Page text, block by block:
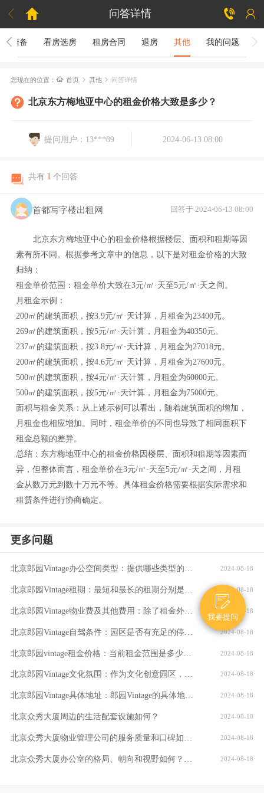
  问答详情 
房准备 看房选房 租房合同 退房 其他 我的问题
您现在的位置：  首页  其他  问答详情
北京东方梅地亚中心的租金价格大致是多少？
提问用户：13***89 2024-06-13 08:00
共有 1 个回答
首都写字楼出租网 回答于 2024-06-13 08:00
北京东方梅地亚中心的租金价格根据楼层、面积和租期等因
素有所不同。根据参考文章中的信息，以下是对租金价格的大致
归纳：
租金单价范围：租金单价大致在3元/㎡·天至5元/㎡·天之间。
月租金示例：
200㎡的建筑面积，按3.9元/㎡·天计算，月租金为23400元。
269㎡的建筑面积，按5元/㎡·天计算，月租金为40350元。
237㎡的建筑面积，按3.8元/㎡·天计算，月租金为27018元。
200㎡的建筑面积，按4.6元/㎡·天计算，月租金为27600元。
500㎡的建筑面积，按4元/㎡·天计算，月租金为60000元。
500㎡的建筑面积，按5元/㎡·天计算，月租金为75000元。
面积与租金关系：从上述示例可以看出，随着建筑面积的增加，
月租金也相应增加。同时，租金单价的不同也导致了相同面积下
租金总额的差异。
总结：东方梅地亚中心的租金价格因楼层、面积和租期等因素而
异，但整体而言，租金单价在3元/㎡·天至5元/㎡·天之间，月租
金从数万元到数十万元不等。具体租金价格需要根据实际需求和
租赁条件进行协商确定。
更多问题
北京郎园Vintage办公空间类型：提供哪些类型的办公空间（如平层、独栋、共享办公等）？ 2024-08-18
2024-08-18
北京郎园Vintage物业费及其他费用：除了租金外，还需要支付哪些额外费用（如物业费、水电费等）？ 2024-08-18
北京郎园Vintage自驾条件：园区是否有充足的停车位？周边道路拥堵情况如何？ 2024-08-18
北京郎园vintage租金价格：当前租金范围是多少？是否有不同楼层或面积的租金差异？ 2024-08-18
北京郎园Vintage文化氛围：作为文化创意园区，郎园Vintage有哪些独特的文化氛围或活动？ 2024-08-18
北京郎园Vintage具体地址：郎园Vintage的具体地址是什么？周边环境：该区域有哪些商业配套设施（如购物中心、餐厅、银行等）？ 2024-08-18
北京众秀大厦周边的生活配套设施如何？ 2024-08-18
2024-08-18
2024-08-18

我要提问